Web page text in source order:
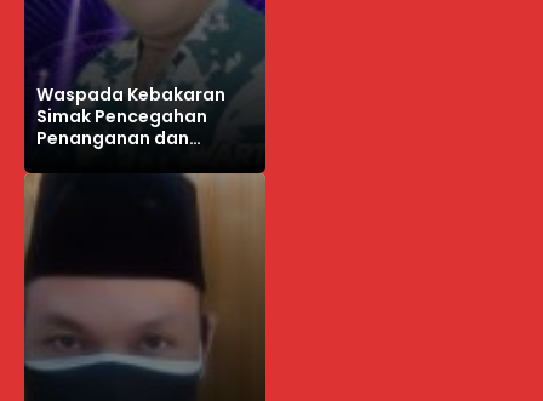
Waspada Kebakaran
Simak Pencegahan
Penanganan dan